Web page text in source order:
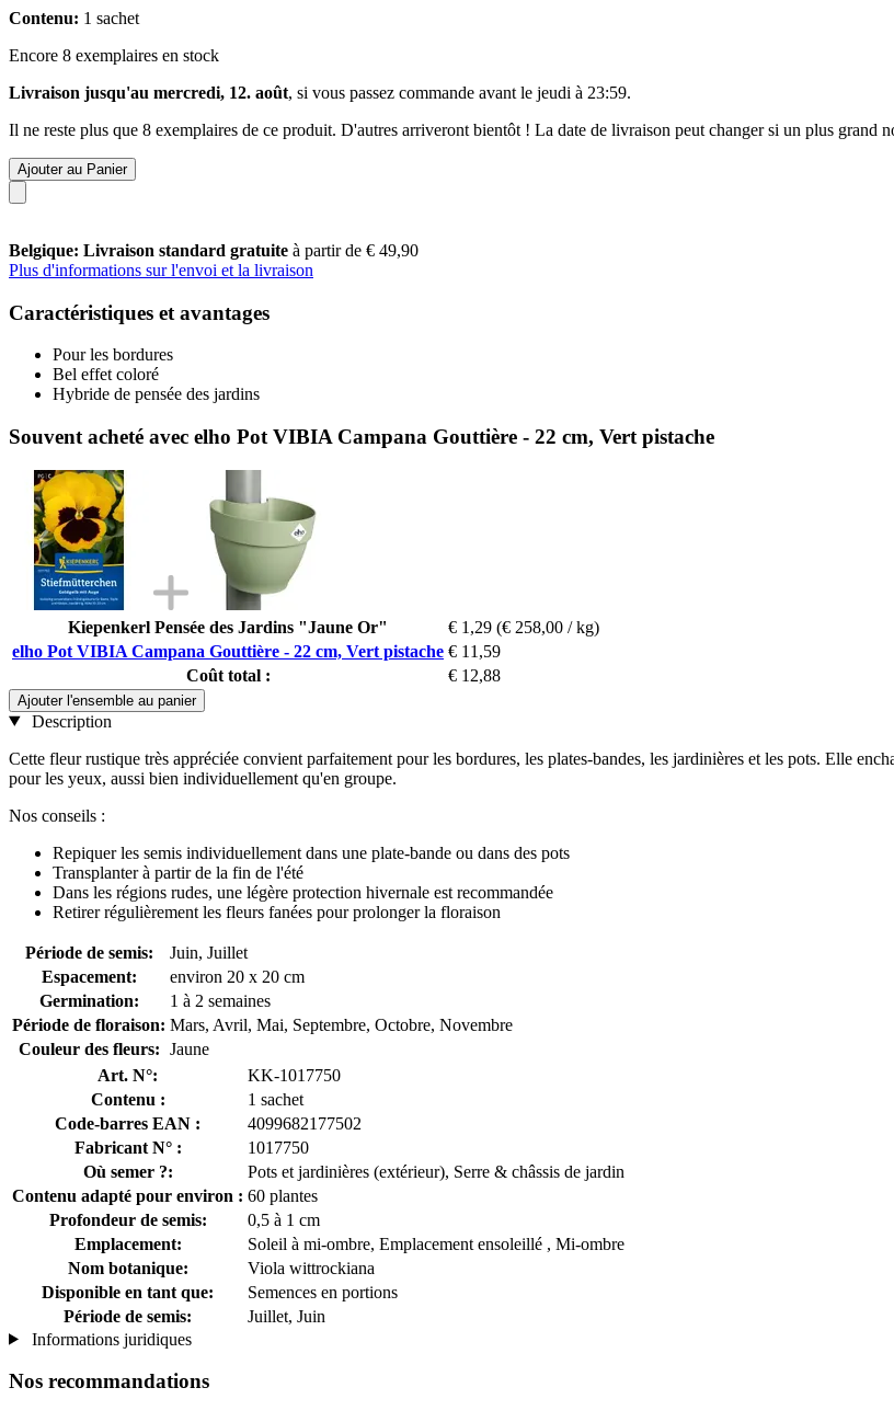
Contenu: 1 sachet
Encore 8 exemplaires en stock
Livraison jusqu'au mercredi, 12. août, si vous passez commande avant le jeudi à 23:59.
Il ne reste plus que 8 exemplaires de ce produit. D'autres arriveront bientôt ! La date de livraison peut changer si un plus grand
Ajouter au Panier
Belgique: Livraison standard gratuite à partir de € 49,90
Plus d'informations sur l'envoi et la livraison
Caractéristiques et avantages
Pour les bordures
Bel effet coloré
Hybride de pensée des jardins
Souvent acheté avec elho Pot VIBIA Campana Gouttière - 22 cm, Vert pistache
Kiepenkerl Pensée des Jardins "Jaune Or" € 1,29 (€ 258,00 / kg)
elho Pot VIBIA Campana Gouttière - 22 cm, Vert pistache € 11,59
Coût total :
€ 12,88
Ajouter l'ensemble au panier
Description
Cette fleur rustique très appréciée convient parfaitement pour les bordures, les plates-bandes, les jardinières et les pots. Elle
pour les yeux, aussi bien individuellement qu'en groupe.
Nos conseils :
Repiquer les semis individuellement dans une plate-bande ou dans des pots
Transplanter à partir de la fin de l'été
Dans les régions rudes, une légère protection hivernale est recommandée
Retirer régulièrement les fleurs fanées pour prolonger la floraison
Période de semis:
Juin, Juillet
Espacement:
environ 20 x 20 cm
Germination:
1 à 2 semaines
Période de floraison: Mars, Avril, Mai, Septembre, Octobre, Novembre
Couleur des fleurs: Jaune
Art. N°:
KK-1017750
Contenu :
1 sachet
Code-barres EAN :
4099682177502
Fabricant N° :
1017750
Où semer ?:
Pots et jardinières (extérieur), Serre & châssis de jardin
Contenu adapté pour environ : 60 plantes
Profondeur de semis:
0,5 à 1 cm
Emplacement:
Soleil à mi-ombre, Emplacement ensoleillé , Mi-ombre
Nom botanique:
Viola wittrockiana
Disponible en tant que:
Semences en portions
Période de semis:
Juillet, Juin
Informations juridiques
Nos recommandations